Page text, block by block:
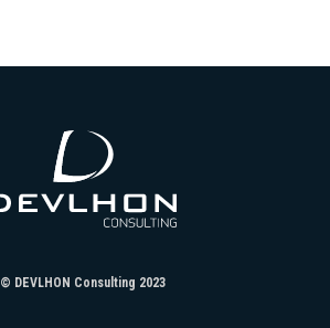
© DEVLHON Consulting 2023